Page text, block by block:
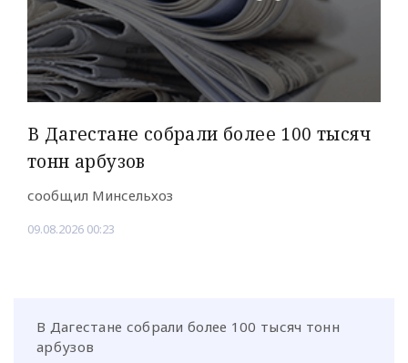
В Дагестане собрали более 100 тысяч
тонн арбузов
сообщил Минсельхоз
09.08.2026 00:23
В Дагестане собрали более 100 тысяч тонн
арбузов